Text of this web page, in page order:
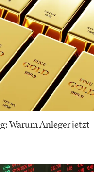
Warum Anleger jetzt